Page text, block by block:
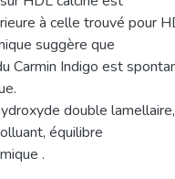
à celle trouvé pour
suggère que
Carmin Indigo est
double
équilibre
.